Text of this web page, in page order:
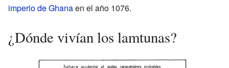
imperio de Ghanaen el año 1076.
¿Dónde vivían los lamtunas?